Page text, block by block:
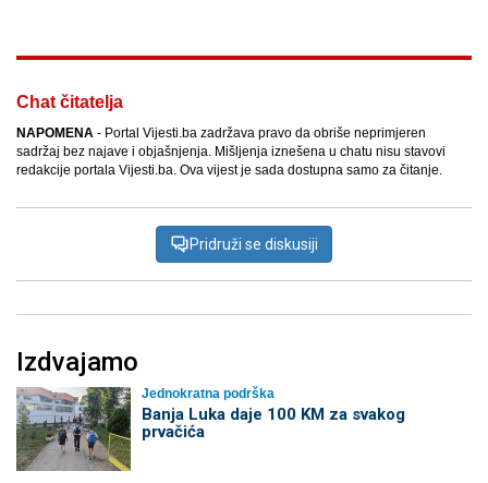
Chat čitatelja
NAPOMENA - Portal Vijesti.ba zadržava pravo da obriše neprimjeren
sadržaj bez najave i objašnjenja. Mišljenja iznešena u chatu nisu stavovi
redakcije portala Vijesti.ba. Ova vijest je sada dostupna samo za čitanje.
Pridruži se diskusiji
Izdvajamo
Jednokratna podrška
Banja Luka daje 100 KM za svakog
prvačića